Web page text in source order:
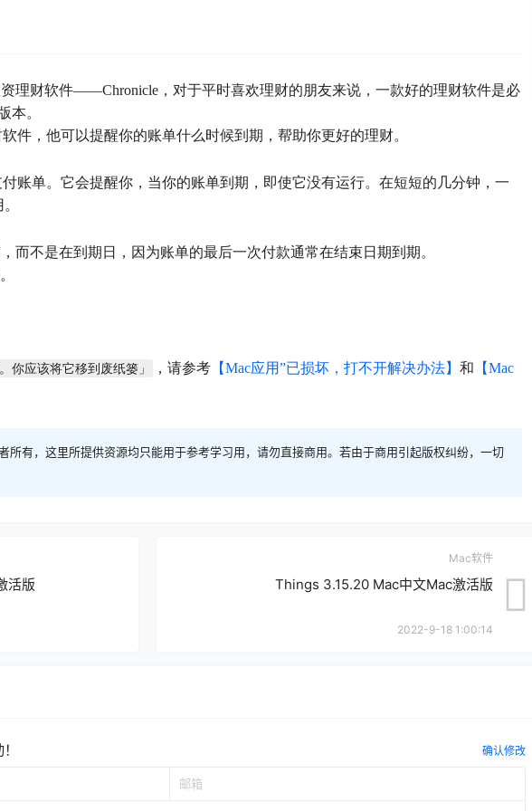
理财软件——Chronicle，对于平时喜欢理财的朋友来说，一款好的理财软件是必
本。
件，他可以提醒你的账单什么时候到期，帮助你更好的理财。
账单。它会提醒你，当你的账单到期，即使它没有运行。在短短的几分钟，一
而不是在到期日，因为账单的最后一次付款通常在结束日期到期。
你应该将它移到废纸篓」 ，请参考 【Mac应用”已损坏，打不开解决办法】 和 【Mac
所有，这里所提供资源均只能用于参考学习用，请勿直接商用。若由于商用引起版权纠纷，一切
活版
Mac软件
Things 3.15.20 Mac中文Mac激活版
2022-9-18 1:00:14
确认修改